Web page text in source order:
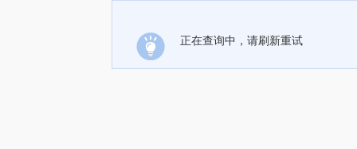
正在查询中，请刷新重试